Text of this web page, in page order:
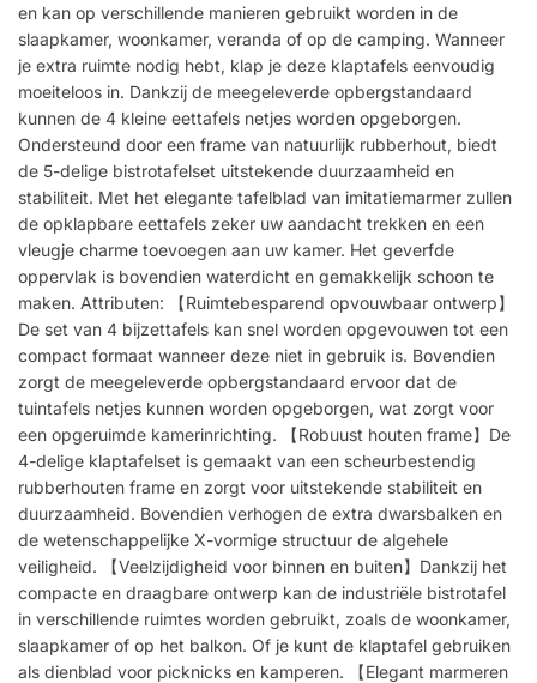
en kan op verschillende manieren gebruikt worden in de
slaapkamer, woonkamer, veranda of op de camping. Wanneer
je extra ruimte nodig hebt, klap je deze klaptafels eenvoudig
moeiteloos in. Dankzij de meegeleverde opbergstandaard
kunnen de 4 kleine eettafels netjes worden opgeborgen.
Ondersteund door een frame van natuurlijk rubberhout, biedt
de 5-delige bistrotafelset uitstekende duurzaamheid en
stabiliteit. Met het elegante tafelblad van imitatiemarmer zullen
de opklapbare eettafels zeker uw aandacht trekken en een
vleugje charme toevoegen aan uw kamer. Het geverfde
oppervlak is bovendien waterdicht en gemakkelijk schoon te
maken. Attributen: 【Ruimtebesparend opvouwbaar ontwerp】
De set van 4 bijzettafels kan snel worden opgevouwen tot een
compact formaat wanneer deze niet in gebruik is. Bovendien
zorgt de meegeleverde opbergstandaard ervoor dat de
tuintafels netjes kunnen worden opgeborgen, wat zorgt voor
een opgeruimde kamerinrichting. 【Robuust houten frame】De
4-delige klaptafelset is gemaakt van een scheurbestendig
rubberhouten frame en zorgt voor uitstekende stabiliteit en
duurzaamheid. Bovendien verhogen de extra dwarsbalken en
de wetenschappelijke X-vormige structuur de algehele
veiligheid. 【Veelzijdigheid voor binnen en buiten】Dankzij het
compacte en draagbare ontwerp kan de industriële bistrotafel
in verschillende ruimtes worden gebruikt, zoals de woonkamer,
slaapkamer of op het balkon. Of je kunt de klaptafel gebruiken
als dienblad voor picknicks en kamperen. 【Elegant marmeren